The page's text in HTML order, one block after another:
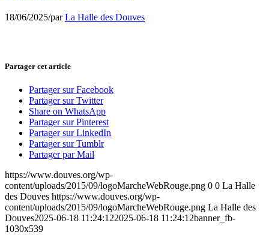
18/06/2025/parLa Halle des Douves
Partager cet article
Partager sur Facebook
Partager sur Twitter
Share on WhatsApp
Partager sur Pinterest
Partager sur LinkedIn
Partager sur Tumblr
Partager par Mail
https://www.douves.org/wp-
content/uploads/2015/09/logoMarcheWebRouge.png 0 0 La Halle
des Douves https://www.douves.org/wp-
content/uploads/2015/09/logoMarcheWebRouge.png La Halle des
Douves2025-06-18 11:24:122025-06-18 11:24:12banner_fb-
1030x539